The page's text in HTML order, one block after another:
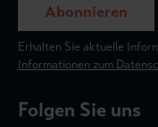
Abonnieren
Erhalten Sie aktuelle
Informationen zum
Folgen Sie uns